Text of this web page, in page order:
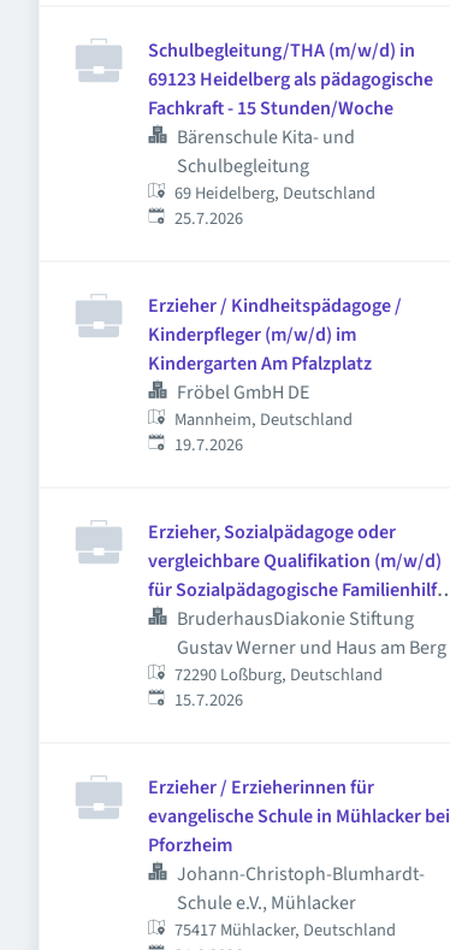
Schulbegleitung/THA (m/w/d) in
69123 Heidelberg als pädagogische
Fachkraft - 15 Stunden/Woche
Bärenschule Kita- und
Schulbegleitung
69 Heidelberg, Deutschland
Veröffentlicht
25.7.2026
Erzieher / Kindheitspädagoge /
Kinderpfleger (m/w/d) im
Kindergarten Am Pfalzplatz
Fröbel GmbH DE
Mannheim, Deutschland
Veröffentlicht
19.7.2026
Erzieher, Sozialpädagoge oder
vergleichbare Qualifikation (m/w/d)
für Sozialpädagogische Familienhilfe
und Erziehungsbeistandschaft
BruderhausDiakonie Stiftung
Gustav Werner und Haus am Berg
72290 Loßburg, Deutschland
Veröffentlicht
15.7.2026
Erzieher / Erzieherinnen für
evangelische Schule in Mühlacker bei
Pforzheim
Johann-Christoph-Blumhardt-
Schule e.V., Mühlacker
75417 Mühlacker, Deutschland